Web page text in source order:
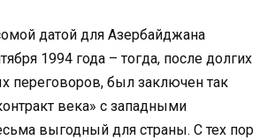
датой для Азербайджана
1994 года – тогда, после долгих
переговоров, был заключен так
века» с западными
выгодный для страны. С тех пор